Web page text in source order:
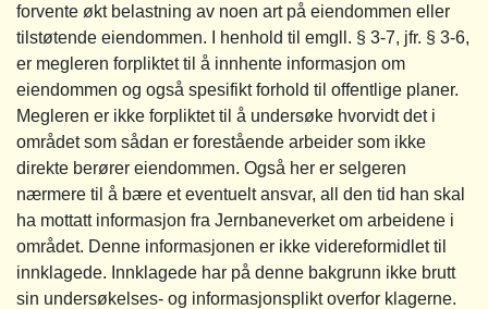
forvente økt belastning av noen art på eiendommen eller
tilstøtende eiendommen. I henhold til emgll. § 3-7, jfr. § 3-6,
er megleren forpliktet til å innhente informasjon om
eiendommen og også spesifikt forhold til offentlige planer.
Megleren er ikke forpliktet til å undersøke hvorvidt det i
området som sådan er forestående arbeider som ikke
direkte berører eiendommen. Også her er selgeren
nærmere til å bære et eventuelt ansvar, all den tid han skal
ha mottatt informasjon fra Jernbaneverket om arbeidene i
området. Denne informasjonen er ikke videreformidlet til
innklagede. Innklagede har på denne bakgrunn ikke brutt
sin undersøkelses- og informasjonsplikt overfor klagerne.